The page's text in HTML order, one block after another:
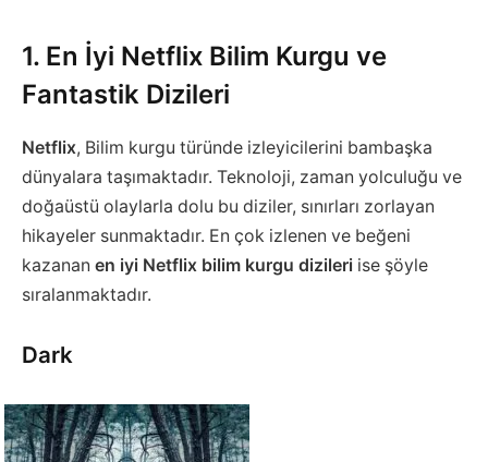
1. En İyi Netflix Bilim Kurgu ve
Fantastik Dizileri
Netflix, Bilim kurgu türünde izleyicilerini bambaşka
dünyalara taşımaktadır. Teknoloji, zaman yolculuğu ve
doğaüstü olaylarla dolu bu diziler, sınırları zorlayan
hikayeler sunmaktadır. En çok izlenen ve beğeni
kazanan en iyi Netflix bilim kurgu dizileri ise şöyle
sıralanmaktadır.
Dark